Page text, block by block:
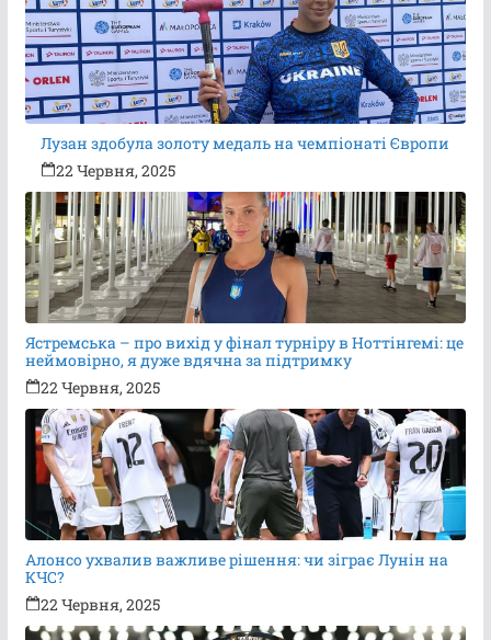
Лузан здобула золоту медаль на чемпіонаті Європи
22 Червня, 2025
Ястремська – про вихід у фінал турніру в Ноттінгемі: це
неймовірно, я дуже вдячна за підтримку
22 Червня, 2025
Алонсо ухвалив важливе рішення: чи зіграє Лунін на
КЧС?
22 Червня, 2025